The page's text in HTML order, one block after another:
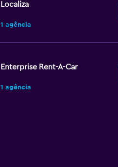
Localiza
1 agência
Enterprise Rent-A-Car
1 agência